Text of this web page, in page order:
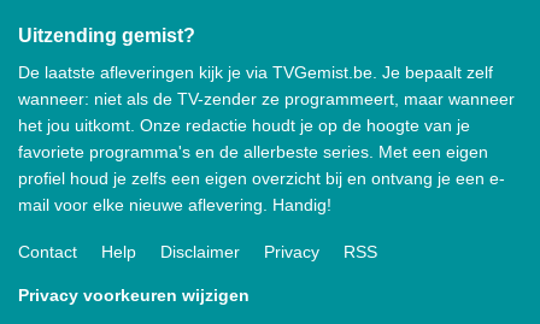
Uitzending gemist?
De laatste afleveringen kijk je via TVGemist.be. Je bepaalt zelf
wanneer: niet als de TV-zender ze programmeert, maar wanneer
het jou uitkomt. Onze redactie houdt je op de hoogte van je
favoriete programma's en de allerbeste series. Met een eigen
profiel houd je zelfs een eigen overzicht bij en ontvang je een e-
mail voor elke nieuwe aflevering. Handig!
Contact Help Disclaimer Privacy RSS
Privacy voorkeuren wijzigen